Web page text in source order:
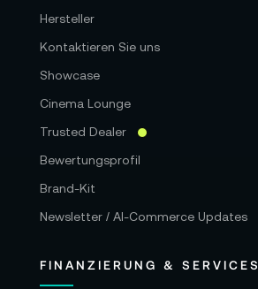
Hersteller
Kontaktieren Sie uns
Showcase
Cinema Lounge
Trusted Dealer
Bewertungsprofil
Brand-Kit
Newsletter / AI-Commerce Updates
FINANZIERUNG & SERVICES